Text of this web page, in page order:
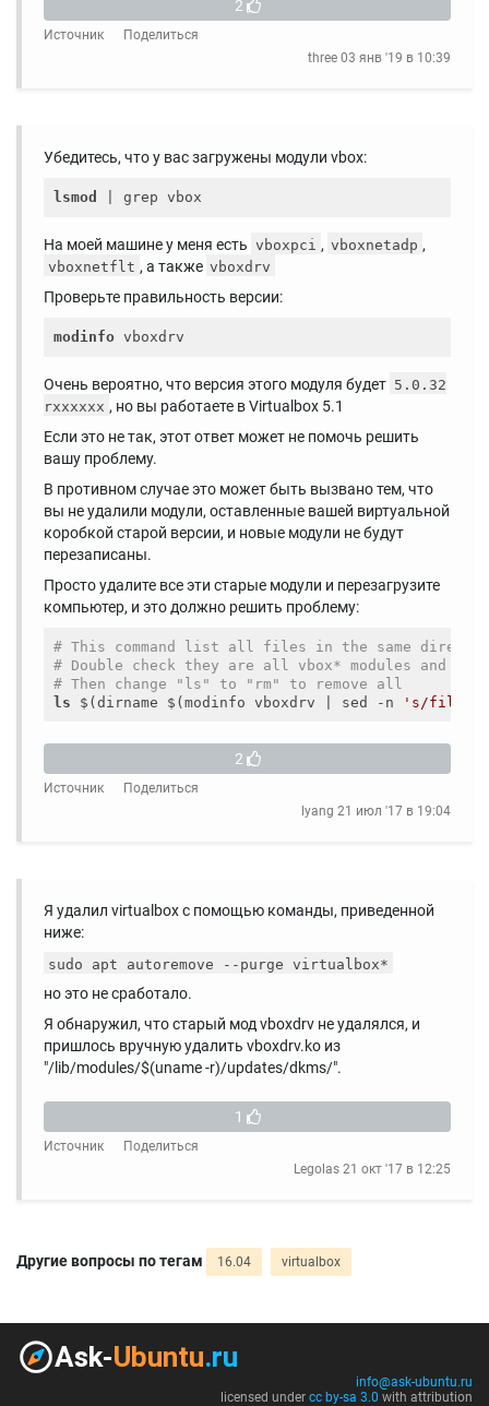
2
Источник
Поделиться
three 03 янв '19 в 10:39
Убедитесь, что у вас загружены модули vbox:
lsmod
На моей машине у меня есть vboxpci , vboxnetadp ,
vboxnetflt , а также vboxdrv
Проверьте правильность версии:
modinfo
Очень вероятно, что версия этого модуля будет 5.0.32
rxxxxxx , но вы работаете в Virtualbox 5.1
Если это не так, этот ответ может не помочь решить
вашу проблему.
В противном случае это может быть вызвано тем, что
вы не удалили модули, оставленные вашей виртуальной
коробкой старой версии, и новые модули не будут
перезаписаны.
Просто удалите все эти старые модули и перезагрузите
компьютер, и это должно решить проблему:
# This command list all files in the same
# Double check they are all vbox* modules and are
# Then change "ls" to "rm" to remove all
ls $(dirname $(modinfo vboxdrv | sed -n 's/
2
Источник
Поделиться
lyang 21 июл '17 в 19:04
Я удалил virtualbox с помощью команды, приведенной
ниже:
sudo apt autoremove --purge virtualbox*
но это не сработало.
Я обнаружил, что старый мод vboxdrv не удалялся, и
пришлось вручную удалить vboxdrv.ko из
"/lib/modules/$(uname -r)/updates/dkms/".
1
Источник
Поделиться
Legolas 21 окт '17 в 12:25
Другие вопросы по тегам 16.04 virtualbox
info@ask-ubuntu.ru
licensed under cc by-sa 3.0 with attribution